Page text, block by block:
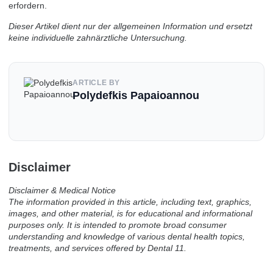
erfordern.
Dieser Artikel dient nur der allgemeinen Information und ersetzt
keine individuelle zahnärztliche Untersuchung.
ARTICLE BY
Polydefkis Papaioannou
Disclaimer
Disclaimer & Medical Notice
The information provided in this article, including text, graphics,
images, and other material, is for educational and informational
purposes only. It is intended to promote broad consumer
understanding and knowledge of various dental health topics,
treatments, and services offered by Dental 11.